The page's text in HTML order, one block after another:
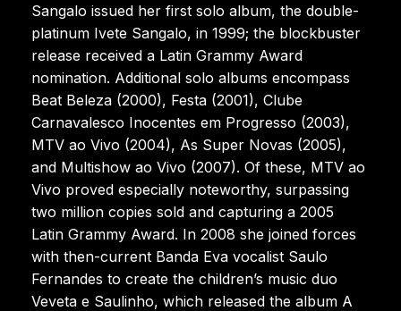
Sangalo issued her first solo album, the double-
platinum Ivete Sangalo, in 1999; the blockbuster
release received a Latin Grammy Award
nomination. Additional solo albums encompass
Beat Beleza (2000), Festa (2001), Clube
Carnavalesco Inocentes em Progresso (2003),
MTV ao Vivo (2004), As Super Novas (2005),
and Multishow ao Vivo (2007). Of these, MTV ao
Vivo proved especially noteworthy, surpassing
two million copies sold and capturing a 2005
Latin Grammy Award. In 2008 she joined forces
with then-current Banda Eva vocalist Saulo
Fernandes to create the children’s music duo
Veveta e Saulinho, which released the album A